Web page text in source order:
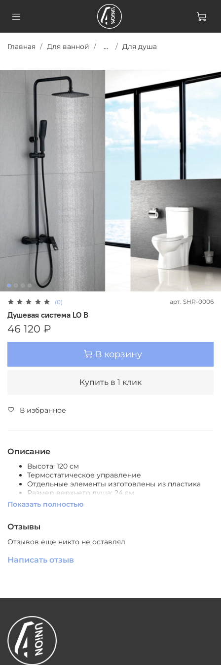
Главная Для ванной ... Для душа
(0) арт. SHR-0006
Душевая система LO B
46 120 ₽
В корзину
Купить в 1 клик
В избранное
Описание
Высота: 120 см
Термостатическое управление
Отдельные элементы изготовлены из пластика
Размер верхнего душа: 24 см
Размер лейки: 8.2 см
Пластиковый шланг
С ограничением температуры воды
легкое очищение
Душевой шланг
Гарантия: 5 лет
Показать полностью
Отзывы
Отзывов еще никто не оставлял
Написать отзыв